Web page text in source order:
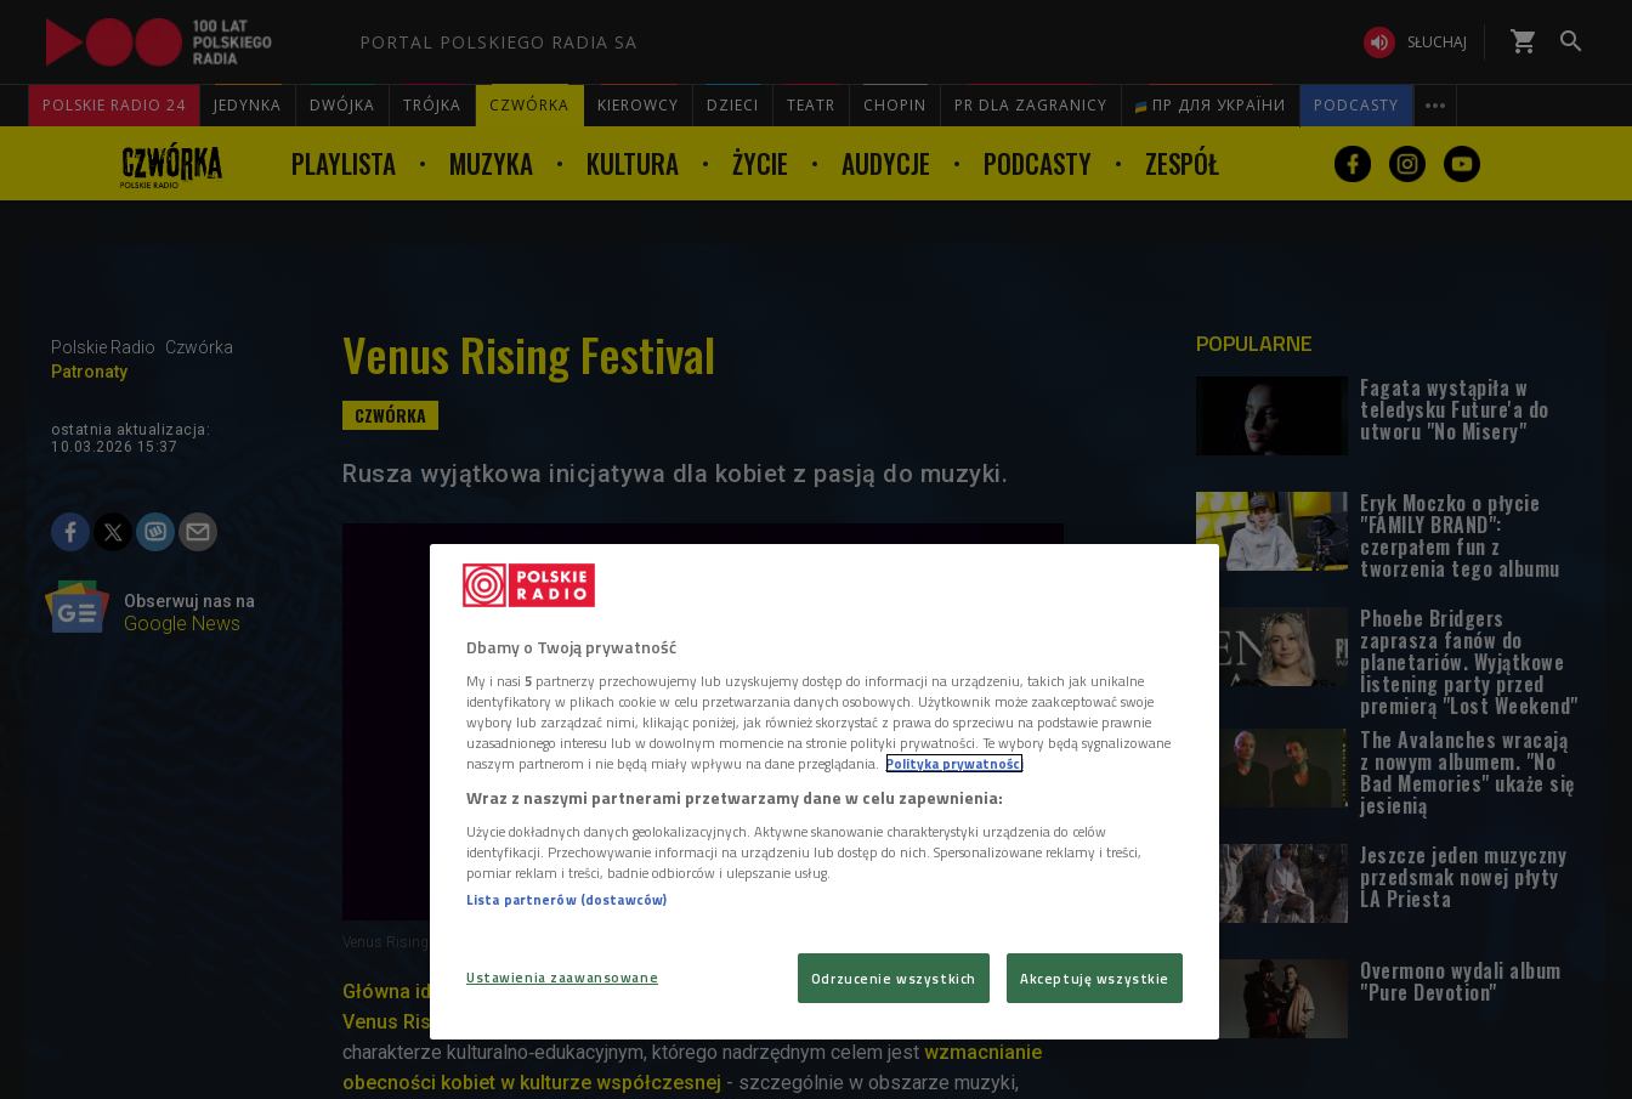
PORTAL POLSKIEGO RADIA SA  SŁUCHAJ shopping_cart 
POLSKIE RADIO 24 JEDYNKA DWÓJKA TRÓJKA CZWÓRKA KIEROWCY DZIECI TEATR CHOPIN PR DLA ZAGRANICY ПР ДЛЯ УКРАЇНИ PODCASTY 

PLAYLISTA MUZYKA KULTURA ŻYCIE AUDYCJE PODCASTY ZESPÓŁ
Polskie Radio
Czwórka
Patronaty
Venus Rising Festival
ostatnia aktualizacja:
10.03.2026 15:37
Obserwuj nas na
Google News
Rusza wyjątkowa inicjatywa dla kobiet z pasją do muzyki.
Venus Rising Festival
Główna idea
Venus Rising
charakterze kulturalno‑edukacyjnym, którego nadrzędnym celem jest wzmacnianie
obecności kobiet w kulturze współczesnej - szczególnie w obszarze muzyki,
POPULARNE
Fagata wystąpiła w
teledysku Future'a do
utworu "No Misery"
Eryk Moczko o płycie
"FAMILY BRAND":
czerpałem fun z
tworzenia tego albumu
Phoebe Bridgers
zaprasza fanów do
planetariów. Wyjątkowe
listening party przed
premierą "Lost Weekend"
The Avalanches wracają
z nowym albumem. "No
Bad Memories" ukaże się
jesienią
Jeszcze jeden muzyczny
przedsmak nowej płyty
LA Priesta
Overmono wydali album
"Pure Devotion"
Dbamy o Twoją prywatność
My i nasi 5 partnerzy przechowujemy lub uzyskujemy dostęp do informacji na urządzeniu, takich jak unikalne
identyfikatory w plikach cookie w celu przetwarzania danych osobowych. Użytkownik może zaakceptować swoje
wybory lub zarządzać nimi, klikając poniżej, jak również skorzystać z prawa do sprzeciwu na podstawie prawnie
uzasadnionego interesu lub w dowolnym momencie na stronie polityki prywatności. Te wybory będą sygnalizowane
naszym partnerom i nie będą miały wpływu na dane przeglądania. Polityka prywatności
Wraz z naszymi partnerami przetwarzamy dane w celu zapewnienia:
Użycie dokładnych danych geolokalizacyjnych. Aktywne skanowanie charakterystyki urządzenia do celów
identyfikacji. Przechowywanie informacji na urządzeniu lub dostęp do nich. Spersonalizowane reklamy i treści,
pomiar reklam i treści, badnie odbiorców i ulepszanie usług.
Lista partnerów (dostawców)
Ustawienia zaawansowane Odrzucenie wszystkich Akceptuję wszystkie